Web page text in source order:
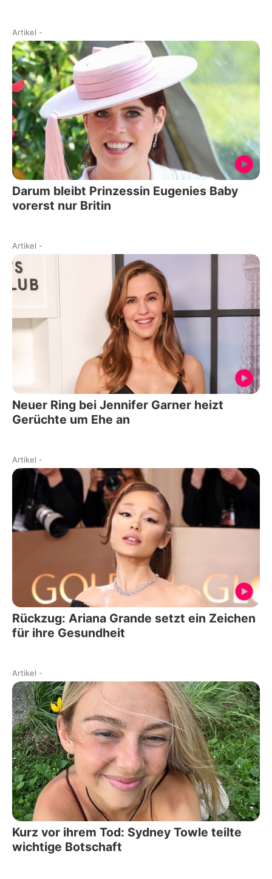
Artikel -
Darum bleibt Prinzessin Eugenies Baby
vorerst nur Britin
Artikel -
Neuer Ring bei Jennifer Garner heizt
Gerüchte um Ehe an
Artikel -
Rückzug: Ariana Grande setzt ein Zeichen
für ihre Gesundheit
Artikel -
Kurz vor ihrem Tod: Sydney Towle teilte
wichtige Botschaft